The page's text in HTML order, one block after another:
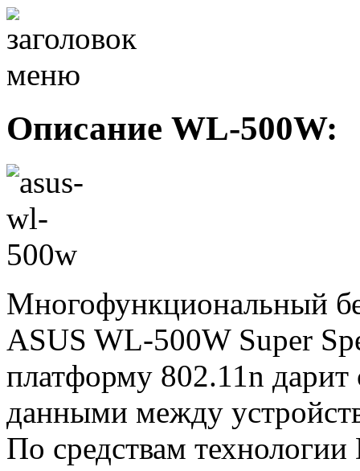
Описание WL-500W:
Многофункциональный
ASUS WL-500W Super
платформу 802.11n дарит
данными между
По средствам